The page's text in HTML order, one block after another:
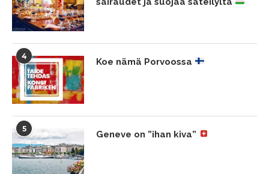
4
Koe nämä Porvoossa
5
Geneve on ”ihan kiva”